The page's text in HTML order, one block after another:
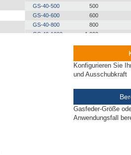
GS-40-500
500
GS-40-600
600
GS-40-800
800
GS-40-1000
1.000
Konfigurieren Sie
und Ausschubkraft
Gasfeder-Größe
Anwendungsfall